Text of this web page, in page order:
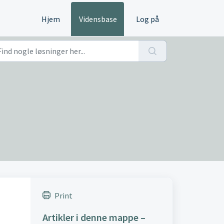
Hjem
Vidensbase Log på
Print
Artikler i denne mappe –